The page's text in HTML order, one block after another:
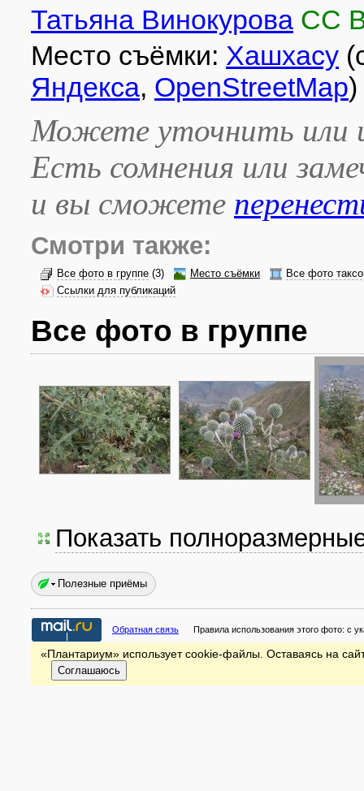
Татьяна Винокурова CC
Место съёмки: Хашхасу
Яндекса, OpenStreetMap)
Можете уточнить или
Есть сомнения или
и вы сможете
Смотри также:
Все фото в группе (3) Место съёмки
Все фото
Ссылки для публикаций
Все фото в группе
Показать
Полезные приёмы
Обратная связь Правила использования этого фото: с
«Плантариум» использует cookie-файлы. Оставаясь на
Соглашаюсь